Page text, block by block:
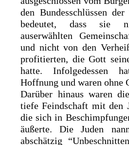
den Bundesschlüssen
bedeutet, dass sie
auserwählten
und nicht von den
profitierten, die Gott
hatte. Infolgedessen
Hoffnung und waren ohne
Darüber hinaus waren
tiefe Feindschaft mit den
die sich in
äußerte. Die Juden
abschätzig